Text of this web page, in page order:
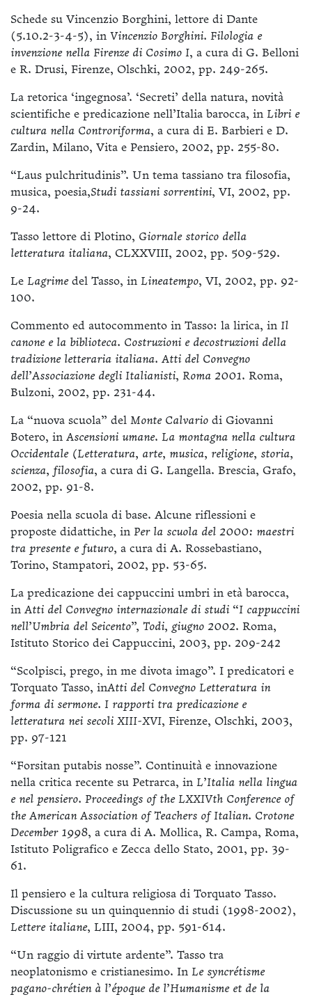
Schede su Vincenzio Borghini, lettore di Dante
(5.10.2-3-4-5), in Vincenzio Borghini. Filologia e
invenzione nella Firenze di Cosimo I, a cura di G. Belloni
e R. Drusi, Firenze, Olschki, 2002, pp. 249-265.
La retorica ‘ingegnosa’. ‘Secreti’ della natura, novità
scientifiche e predicazione nell’Italia barocca, in Libri e
cultura nella Controriforma, a cura di E. Barbieri e D.
Zardin, Milano, Vita e Pensiero, 2002, pp. 255-80.
“Laus pulchritudinis”. Un tema tassiano tra filosofia,
musica, poesia,Studi tassiani sorrentini, VI, 2002, pp.
9-24.
Tasso lettore di Plotino, Giornale storico della
letteratura italiana, CLXXVIII, 2002, pp. 509-529.
Le Lagrimedel Tasso, in Lineatempo, VI, 2002, pp. 92-
100.
Commento ed autocommento in Tasso: la lirica, in Il
canone e la biblioteca. Costruzioni e decostruzioni della
tradizione letteraria italiana. Atti del Convegno
dell’Associazione degli Italianisti, Roma 2001. Roma,
Bulzoni, 2002, pp. 231-44.
La “nuova scuola” del Monte Calvario di Giovanni
Botero, in Ascensioni umane. La montagna nella cultura
Occidentale (Letteratura, arte, musica, religione, storia,
scienza, filosofia, a cura di G. Langella. Brescia, Grafo,
2002, pp. 91-8.
Poesia nella scuola di base. Alcune riflessioni e
proposte didattiche, in Per la scuola del 2000: maestri
tra presente e futuro, a cura di A. Rossebastiano,
Torino, Stampatori, 2002, pp. 53-65.
La predicazione dei cappuccini umbri in età barocca,
in Atti del Convegno internazionale di studi “I cappuccini
nell’Umbria del Seicento”, Todi, giugno 2002. Roma,
Istituto Storico dei Cappuccini, 2003, pp. 209-242
“Scolpisci, prego, in me divota imago”. I predicatori e
Torquato Tasso, inAtti del Convegno Letteratura in
forma di sermone. I rapporti tra predicazione e
letteratura nei secoli XIII-XVI, Firenze, Olschki, 2003,
pp. 97-121
“Forsitan putabis nosse”. Continuità e innovazione
nella critica recente su Petrarca, in L’Italia nella lingua
e nel pensiero. Proceedings of the LXXIVth Conference of
the American Association of Teachers of Italian. Crotone
December 1998, a cura di A. Mollica, R. Campa, Roma,
Istituto Poligrafico e Zecca dello Stato, 2001, pp. 39-
61.
Il pensiero e la cultura religiosa di Torquato Tasso.
Discussione su un quinquennio di studi (1998-2002),
Lettere italiane, LIII, 2004, pp. 591-614.
“Un raggio di virtute ardente”. Tasso tra
neoplatonismo e cristianesimo. In Le syncrétisme
pagano-chrétien à l’époque de l’Humanisme et de la